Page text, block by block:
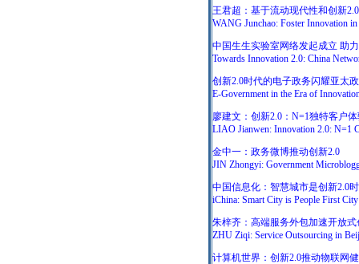
王君超：基于流动现代性和创新
WANG Junchao: Foster Innovation
中国生生实验室网络发起成立 助
Towards Innovation 2.0: China
创新2.0时代的电子政务闪耀亚太
E-Government in the Era of
廖建文：创新2.0：N=1独特客户
LIAO Jianwen: Innovation 2.0: N=1
金中一：政务微博推动创新2.0
JIN Zhongyi: Government
中国信息化：智慧城市是创新2.0
iChina: Smart City is People First
朱梓齐：高端服务外包加速开放
ZHU Ziqi: Service Outsourcing in
计算机世界：创新2.0推动物联网